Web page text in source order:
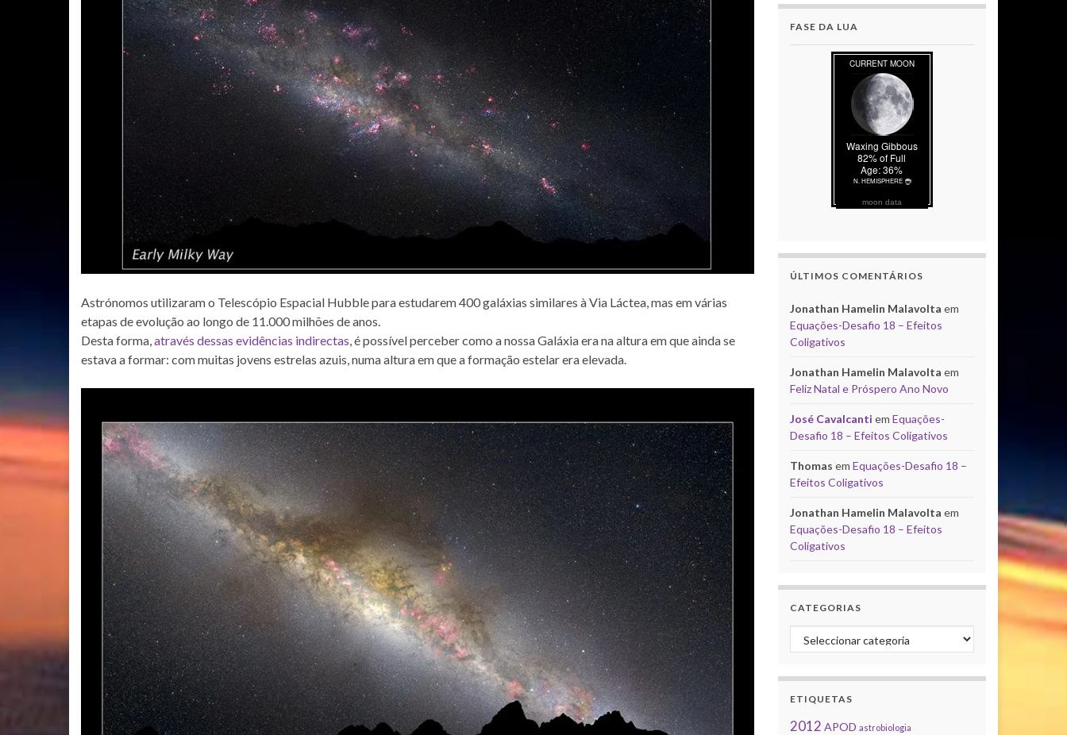
Astrónomos utilizaram o Telescópio Espacial Hubble para estudarem 400 galáxias similares à Via Láctea, mas em várias
etapas de evolução ao longo de 11.000 milhões de anos.
Desta forma,através dessas evidências indirectas, é possível perceber como a nossa Galáxia era na altura em que ainda se
estava a formar: com muitas jovens estrelas azuis, numa altura em que a formação estelar era elevada.
FASE DA LUA
moon data
ÚLTIMOS COMENTÁRIOS
Jonathan Hamelin Malavolta em
Equações-Desafio 18 – Efeitos
Coligativos
Jonathan Hamelin Malavolta em
Feliz Natal e Próspero Ano Novo
José Cavalcanti em Equações-
Desafio 18 – Efeitos Coligativos
Thomas em Equações-Desafio 18 –
Efeitos Coligativos
Jonathan Hamelin Malavolta em
Equações-Desafio 18 – Efeitos
Coligativos
CATEGORIAS
Categorias
ETIQUETAS
2012 APOD astrobiologia